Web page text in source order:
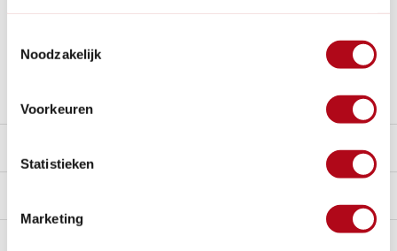
Noodzakelijk
Voorkeuren
Statistieken
Marketing
zand, compost, mest of sneeuw